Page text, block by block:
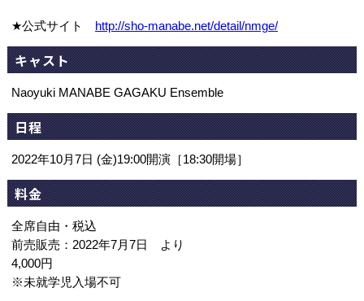
★公式サイト http://sho-manabe.net/detail/nmge/
キャスト
Naoyuki MANABE GAGAKU Ensemble
日程
2022年10月7日 (金)19:00開演［18:30開場］
料金
全席自由・税込
前売販売：2022年7月7日 より
4,000円
※未就学児入場不可